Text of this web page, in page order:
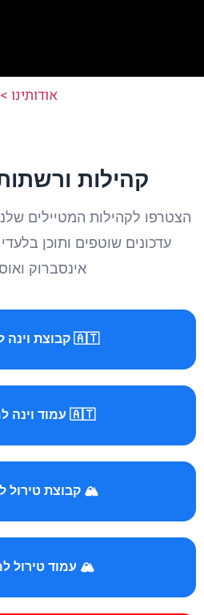
אודותינו
קהילות
הצטרפו לקהילות המטיילים
עדכונים שוטפים ותוכן
אינסברוק
🇦🇹 קבוצת וינה למטיילים
🇦🇹 עמוד וינה למטיילים
🏔️ קבוצת טירול
🏔️ עמוד טירול